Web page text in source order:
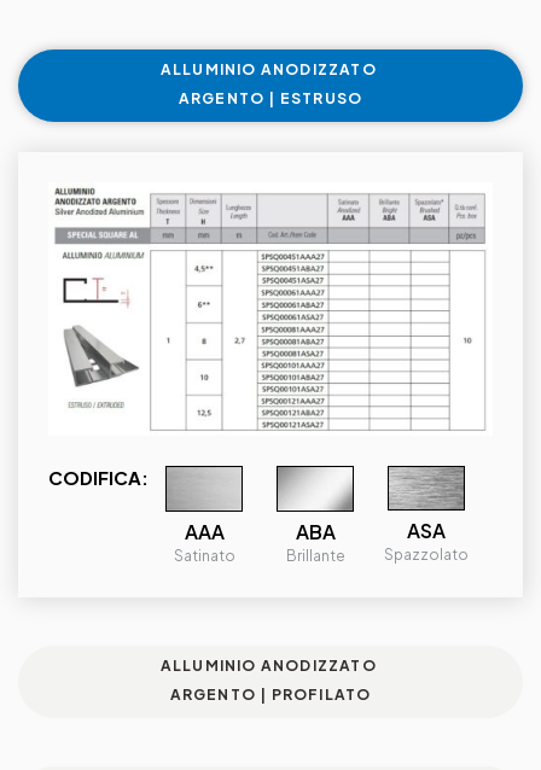
ALLUMINIO ANODIZZATO
ARGENTO | ESTRUSO
ALLUMINIO ANODIZZATO
ARGENTO | PROFILATO
CODIFICA:
AAA
Satinato
ABA
Brillante
ASA
Spazzolato